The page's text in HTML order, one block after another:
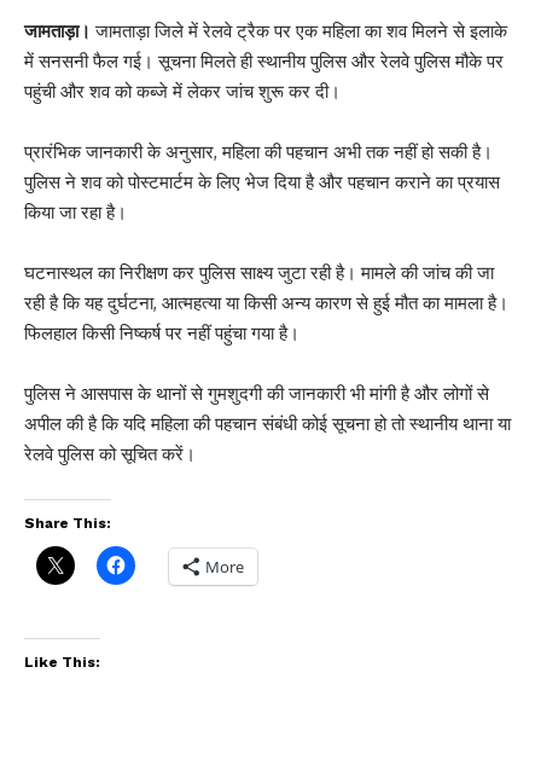
जामताड़ा। जामताड़ा जिले में रेलवे ट्रैक पर एक महिला का शव मिलने से इलाके
में सनसनी फैल गई। सूचना मिलते ही स्थानीय पुलिस और रेलवे पुलिस मौके पर
पहुंची और शव को कब्जे में लेकर जांच शुरू कर दी।
प्रारंभिक जानकारी के अनुसार, महिला की पहचान अभी तक नहीं हो सकी है।
पुलिस ने शव को पोस्टमार्टम के लिए भेज दिया है और पहचान कराने का प्रयास
किया जा रहा है।
घटनास्थल का निरीक्षण कर पुलिस साक्ष्य जुटा रही है। मामले की जांच की जा
रही है कि यह दुर्घटना, आत्महत्या या किसी अन्य कारण से हुई मौत का मामला है।
फिलहाल किसी निष्कर्ष पर नहीं पहुंचा गया है।
पुलिस ने आसपास के थानों से गुमशुदगी की जानकारी भी मांगी है और लोगों से
अपील की है कि यदि महिला की पहचान संबंधी कोई सूचना हो तो स्थानीय थाना या
रेलवे पुलिस को सूचित करें।
Share This:
More
Like This: